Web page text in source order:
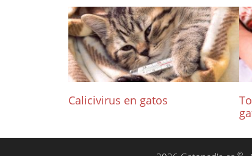
Calicivirus en gatos
©